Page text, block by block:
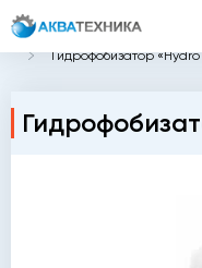
Главная Каталог
Гидрофобизатор «Hydro